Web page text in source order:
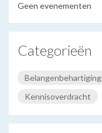
Geen evenementen
Categorieën
Belangenbehartiging
Kennisoverdracht